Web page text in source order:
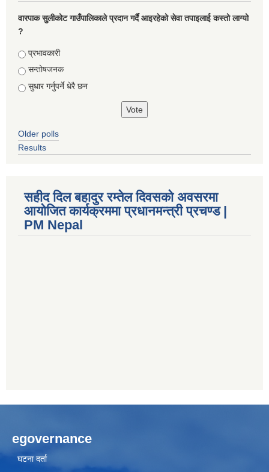
वारपाक सुलीकोट गाउँपालिकाले प्रदान गर्दै आइरहेको सेवा तपाइलाई कस्तो लाग्यो
?
Choices
प्रभावकारी
सन्तोषजनक
सुधार गर्नुपर्ने धेरै छन
Older polls
Results
सहीद दिल बहादुर रम्तेल दिवसको अवसरमा
आयोजित कार्यक्रममा प्रधानमन्त्री प्रचण्ड |
PM Nepal
egovernance
घटना दर्ता